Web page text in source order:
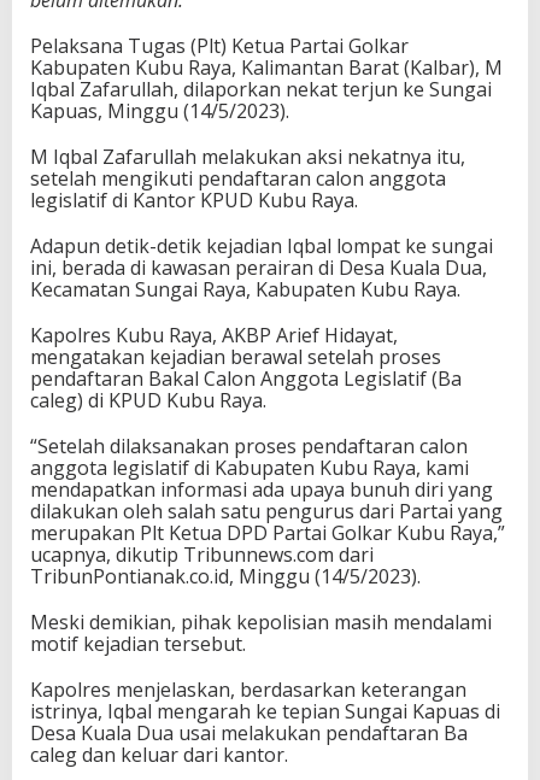
i
G
o
k
r
B
u
u
h
D
r
i
k
e
u
n
g
a
i
Pelaksana Tugas (Plt) Ketua Partai Golkar
Kabupaten Kubu Raya, Kalimantan Barat (Kalbar), M
Iqbal Zafarullah, dilaporkan nekat terjun ke Sungai
Kapuas, Minggu (14/5/2023).
M Iqbal Zafarullah melakukan aksi nekatnya itu,
setelah mengikuti pendaftaran calon anggota
legislatif di Kantor KPUD Kubu Raya.
Adapun detik-detik kejadian Iqbal lompat ke sungai
ini, berada di kawasan perairan di Desa Kuala Dua,
Kecamatan Sungai Raya, Kabupaten Kubu Raya.
Kapolres Kubu Raya, AKBP Arief Hidayat,
mengatakan kejadian berawal setelah proses
pendaftaran Bakal Calon Anggota Legislatif (Ba
caleg) di KPUD Kubu Raya.
“Setelah dilaksanakan proses pendaftaran calon
anggota legislatif di Kabupaten Kubu Raya, kami
mendapatkan informasi ada upaya bunuh diri yang
dilakukan oleh salah satu pengurus dari Partai yang
merupakan Plt Ketua DPD Partai Golkar Kubu Raya,”
ucapnya, dikutip Tribunnews.com dari
TribunPontianak.co.id, Minggu (14/5/2023).
Meski demikian, pihak kepolisian masih mendalami
motif kejadian tersebut.
Kapolres menjelaskan, berdasarkan keterangan
istrinya, Iqbal mengarah ke tepian Sungai Kapuas di
Desa Kuala Dua usai melakukan pendaftaran Ba
caleg dan keluar dari kantor.